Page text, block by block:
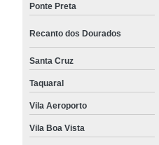
Ponte Preta
Recanto dos Dourados
Santa Cruz
Taquaral
Vila Aeroporto
Vila Boa Vista